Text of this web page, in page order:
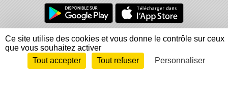
Charte cookies
Gestion des cookies
Informations légales
Signaler un contenu inapproprié
Envie de participer ?
Connexion
Ce site utilise des cookies et vous donne le contrôle sur ceux
que vous souhaitez activer
Tout accepter
Tout refuser Personnaliser